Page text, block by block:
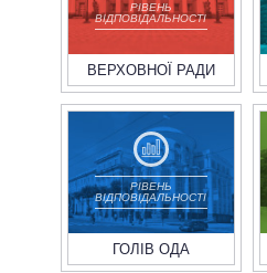
РІВЕНЬ
ВІДПОВІДАЛЬНОСТІ
ВЕРХОВНОЇ РАДИ
РІВЕНЬ
ВІДПОВІДАЛЬНОСТІ
ГОЛІВ ОДА